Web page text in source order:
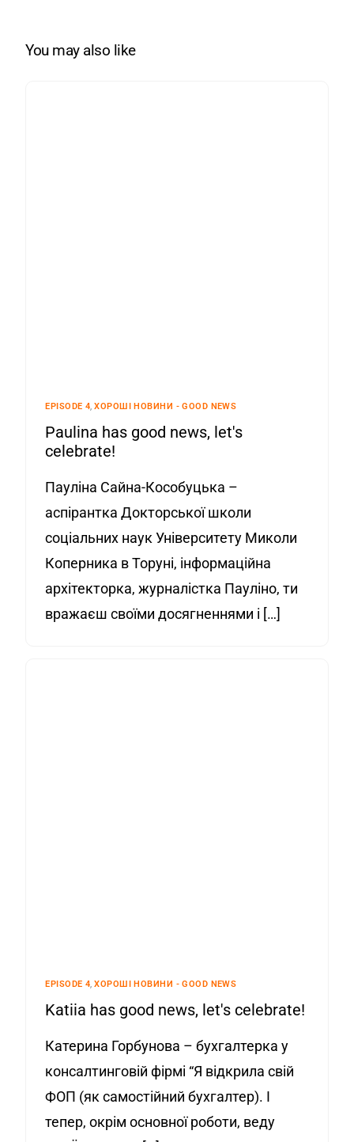
You may also like
EPISODE 4,ХОРОШІ НОВИНИ - GOOD NEWS
Paulina has good news, let's
celebrate!
Пауліна Сайна-Кособуцька –
аспірантка Докторської школи
соціальних наук Університету Миколи
Коперника в Торуні, інформаційна
архітекторка, журналістка Пауліно, ти
вражаєш своїми досягненнями і […]
EPISODE 4,ХОРОШІ НОВИНИ - GOOD NEWS
Katiia has good news, let's celebrate!
Катерина Горбунова – бухгалтерка у
консалтинговій фірмі “Я відкрила свій
ФОП (як самостійний бухгалтер). І
тепер, окрім основної роботи, веду